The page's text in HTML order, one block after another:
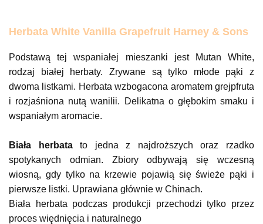
Herbata White Vanilla Grapefruit Harney & Sons
Podstawą tej wspaniałej mieszanki jest Mutan White,
rodzaj białej herbaty. Zrywane są tylko młode pąki z
dwoma listkami. Herbata wzbogacona aromatem grejpfruta
i rozjaśniona nutą wanilii. Delikatna o głębokim smaku i
wspaniałym aromacie.
Biała herbatato jedna z najdroższych oraz rzadko
spotykanych odmian. Zbiory odbywają się wczesną
wiosną, gdy tylko na krzewie pojawią się świeże pąki i
pierwsze listki. Uprawiana głównie w Chinach.
Biała herbata podczas produkcji przechodzi tylko przez
proces więdnięcia i naturalnego